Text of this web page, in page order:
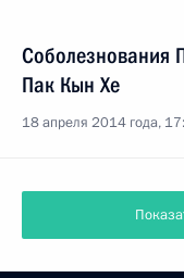
Соболезнования
Пак Кын Хе
18 апреля 2014 года,